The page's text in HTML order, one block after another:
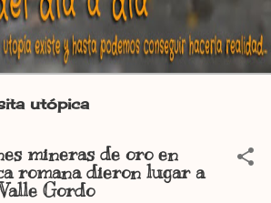
utópica
mineras de oro en
romana dieron lugar a
Gordo